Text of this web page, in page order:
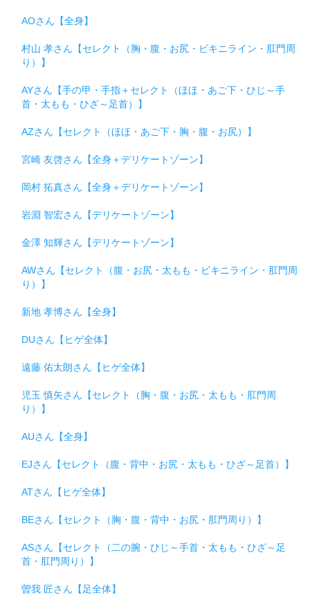
AOさん【全身】
村山 孝さん【セレクト（胸・腹・お尻・ビキニライン・肛門周
り）】
AYさん【手の甲・手指＋セレクト（ほほ・あご下・ひじ～手
首・太もも・ひざ～足首）】
AZさん【セレクト（ほほ・あご下・胸・腹・お尻）】
宮崎 友啓さん【全身＋デリケートゾーン】
岡村 拓真さん【全身＋デリケートゾーン】
岩淵 智宏さん【デリケートゾーン】
金澤 知輝さん【デリケートゾーン】
AWさん【セレクト（腹・お尻・太もも・ビキニライン・肛門周
り）】
新地 孝博さん【全身】
DUさん【ヒゲ全体】
遠藤 佑太朗さん【ヒゲ全体】
児玉 慎矢さん【セレクト（胸・腹・お尻・太もも・肛門周
り）】
AUさん【全身】
EJさん【セレクト（腹・背中・お尻・太もも・ひざ～足首）】
ATさん【ヒゲ全体】
BEさん【セレクト（胸・腹・背中・お尻・肛門周り）】
ASさん【セレクト（二の腕・ひじ～手首・太もも・ひざ～足
首・肛門周り）】
曽我 匠さん【足全体】